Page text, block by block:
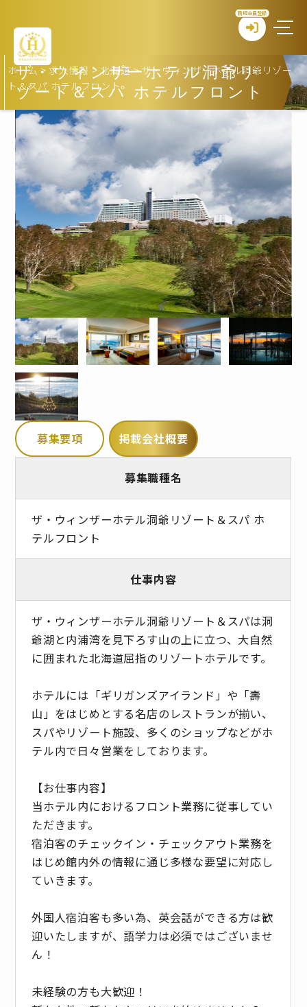
新規会員登録
ザ・ウィンザーホテル洞爺リ
ゾート＆スパ ホテルフロント
ホーム >求人情報 >北海道>ザ・ウィンザーホテル洞爺リゾー
ト＆スパ ホテルフロント
募集要項 掲載会社概要
募集職種名
ザ・ウィンザーホテル洞爺リゾート＆スパ ホ
テルフロント
仕事内容
ザ・ウィンザーホテル洞爺リゾート＆スパは洞
爺湖と内浦湾を見下ろす山の上に立つ、大自然
に囲まれた北海道屈指のリゾートホテルです。
ホテルには「ギリガンズアイランド」や「壽
山」をはじめとする名店のレストランが揃い、
スパやリゾート施設、多くのショップなどがホ
テル内で日々営業をしております。
【お仕事内容】
当ホテル内におけるフロント業務に従事してい
ただきます。
宿泊客のチェックイン・チェックアウト業務を
はじめ館内外の情報に通じ多様な要望に対応し
ていきます。
外国人宿泊客も多い為、英会話ができる方は歓
迎いたしますが、語学力は必須ではございませ
ん！
未経験の方も大歓迎！